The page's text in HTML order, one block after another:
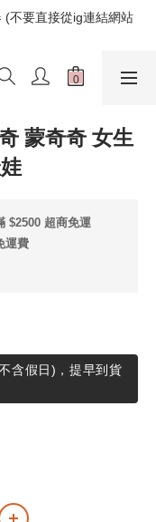
(不要直接從ig連結網站
(不要直接從ig連結網站
INSTAGRAM
蒙奇奇 女生
$2500 超商免運
運費
含假日)，提早到貨